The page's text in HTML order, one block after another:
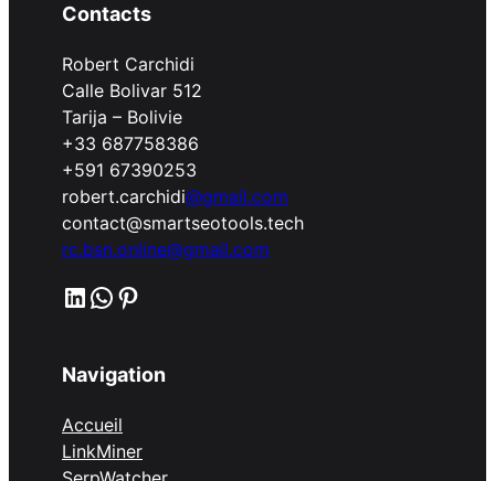
Contacts
Robert Carchidi
Calle Bolivar 512
Tarija – Bolivie
+33 687758386
+591 67390253
robert.carchidi@gmail.com
contact@smartseotools.tech
rc.bsn.online@gmail.com
LinkedIn WhatsApp Pinterest
Navigation
Accueil
LinkMiner